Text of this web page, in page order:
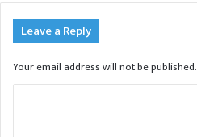
Leave a Reply
Your email address will not be published.